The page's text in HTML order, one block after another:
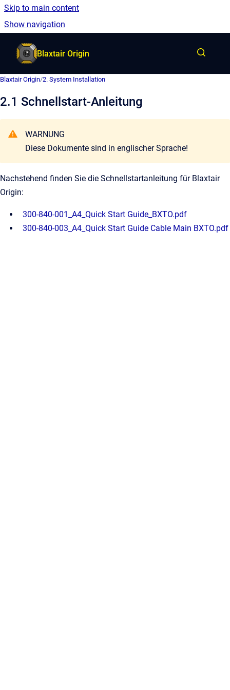
Skip to main content
Show navigation
Go to homepage
Blaxtair Origin
Blaxtair Origin/2. System Installation
2.1 Schnellstart-Anleitung
WARNUNG
Diese Dokumente sind in englischer Sprache!
Nachstehend finden Sie die Schnellstartanleitung für Blaxtair
Origin:
300-840-001_A4_Quick Start Guide_BXTO.pdf
300-840-003_A4_Quick Start Guide Cable Main BXTO.pdf